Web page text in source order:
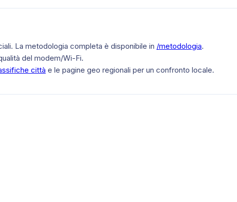
La metodologia completa è disponibile in /metodologia.
del modem/Wi-Fi.
città e le pagine geo regionali per un confronto locale.